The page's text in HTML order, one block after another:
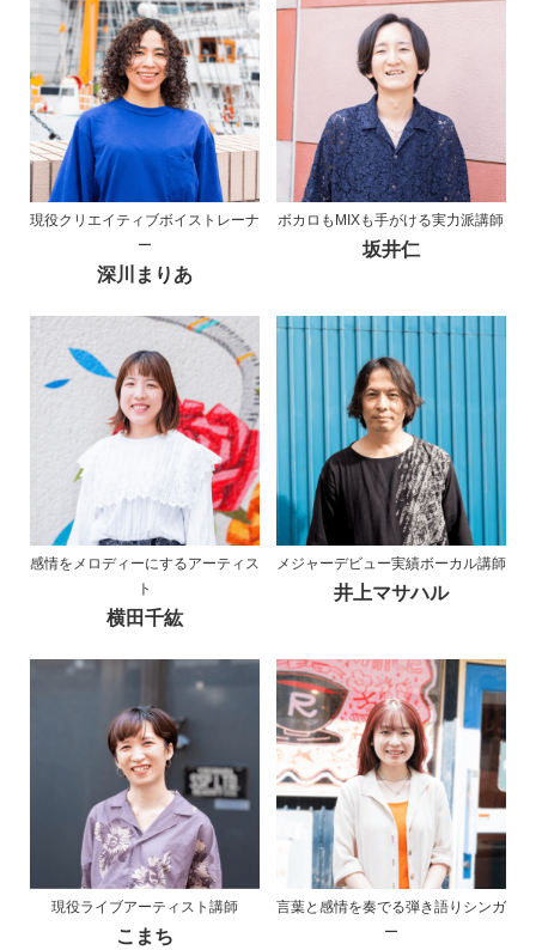
現役クリエイティブボイストレーナ
ー
深川まりあ
ボカロもMIXも手がける実力派講師
坂井仁
感情をメロディーにするアーティス
ト
横田千紘
メジャーデビュー実績ボーカル講師
井上マサハル
現役ライブアーティスト講師
こまち
言葉と感情を奏でる弾き語りシンガ
ー